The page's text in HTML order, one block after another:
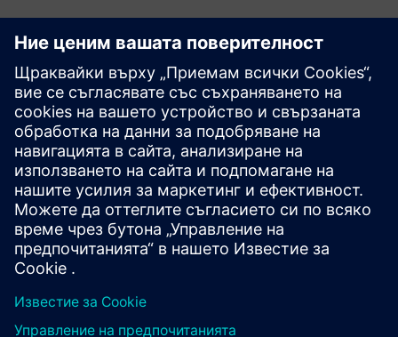
Ползи
Постигане и получаване на цялостна прозрачност на
процеса
Идентифицирайте скрит потенциал за стойност
Премахнете възможностите за оптимизация чрез
идентифициране на основните причини за проблема
Създайте осезаема бизнес стойност чрез
персонализирани, най-добрите в класа решения за
вашите предизвикателства